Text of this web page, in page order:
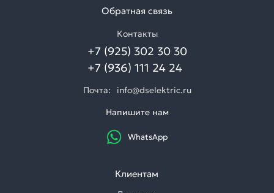
Обратная связь
Контакты
+7 (925) 302 30 30
+7 (936) 111 24 24
Почта:
info@dselektric.ru
Напишите нам
WhatsApp
Клиентам